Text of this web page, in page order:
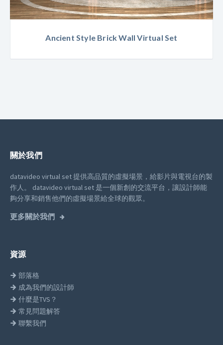
Ancient Style Brick Wall Virtual Set
關於我們
datavideo virtual set 提供高品質的虛擬場景，給影片與電視台的製
作人。
datavideo virtual set 是一個新創的交流平台，讓設計師能
夠分享和銷售他們的虛擬場景給全球的觀眾。
更多關於我們
資源
部落格
成為我們的設計師
什麼是TVS？
常見問題解答
聯繫我們